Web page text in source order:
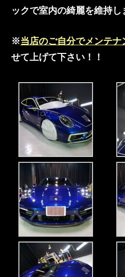
ックで室内の綺麗を維持し
※当店のご自分でメンテナ
せて上げて下さい！！